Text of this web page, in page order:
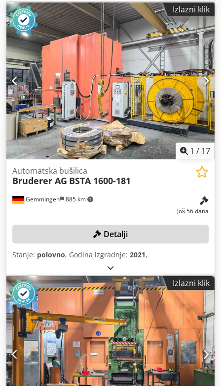
Izlazni klik
1 / 17
Gemmingen 885 km
Automatska bušilica
Bruderer AG BSTA 1600-181
Još 56 dana
Detalji
Stanje: polovno, Godina izgradnje: 2021,
Izlazni klik